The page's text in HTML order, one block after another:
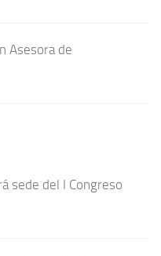
Asesora de
sede del I Congreso